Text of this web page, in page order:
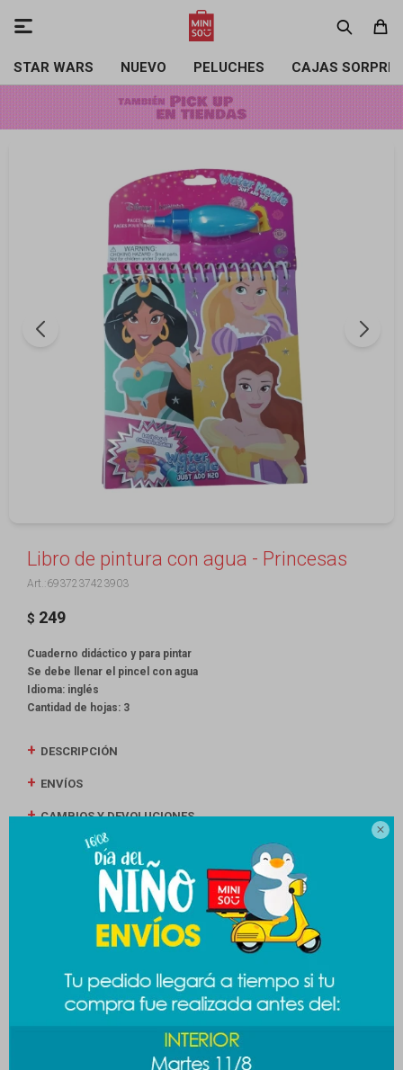

STAR WARS NUEVO PELUCHES CAJAS

Libro de pintura con agua - Princesas
6937237423903
$ 249
Cuaderno didáctico y para pintar
Se debe llenar el pincel con agua
Idioma: inglés
Cantidad de hojas: 3
DESCRIPCIÓN
ENVÍOS
CAMBIOS Y DEVOLUCIONES
MEDIOS DE PAGO
Productos que te pueden interesar